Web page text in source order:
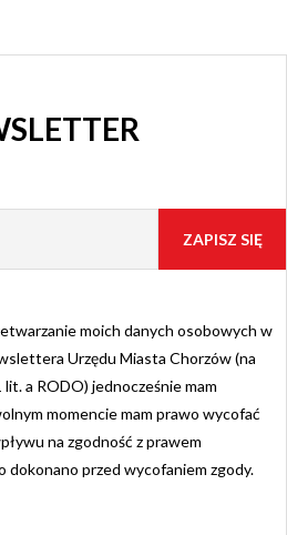
moich danych osobowych w
Urzędu Miasta Chorzów (na
a RODO) jednocześnie mam
momencie mam prawo wycofać
na zgodność z prawem
dokonano przed wycofaniem zgody.